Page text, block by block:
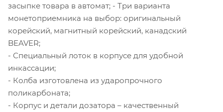
засыпке товара в автомат; - Три варианта
монетоприемника на выбор: оригинальный
корейский, магнитный корейский, канадский
BEAVER;
- Специальный лоток в корпусе для удобной
инкассации;
- Колба изготовлена из ударопрочного
поликарбоната;
- Корпус и детали дозатора – качественный